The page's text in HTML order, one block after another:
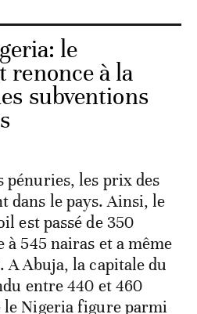
le
renonce à la
subventions
pénuries, les prix des
dans le pays. Ainsi, le
est passé de 350
545 nairas et a même
Abuja, la capitale du
entre 440 et 460
le Nigeria figure parmi